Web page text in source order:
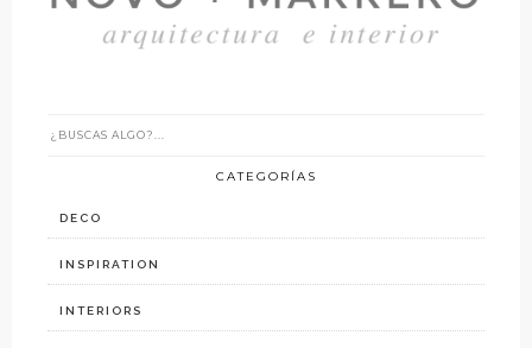
CATEGORÍAS
DECO
INSPIRATION
INTERIORS